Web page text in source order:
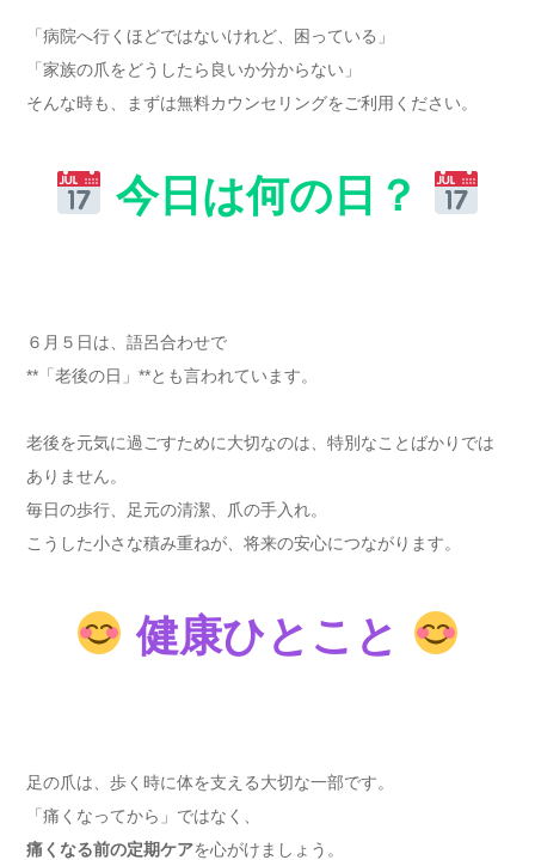
「病院へ行くほどではないけれど、困っている」
「家族の爪をどうしたら良いか分からない」
そんな時も、まずは無料カウンセリングをご利用ください。
今日は何の日？
６月５日は、語呂合わせで
**「老後の日」**とも言われています。
老後を元気に過ごすために大切なのは、特別なことばかりでは
ありません。
毎日の歩行、足元の清潔、爪の手入れ。
こうした小さな積み重ねが、将来の安心につながります。
健康ひとこと
足の爪は、歩く時に体を支える大切な一部です。
「痛くなってから」ではなく、
痛くなる前の定期ケアを心がけましょう。